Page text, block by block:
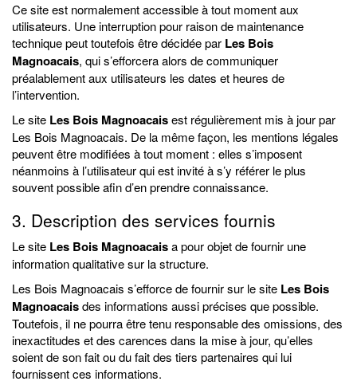
Ce site est normalement accessible à tout moment aux
utilisateurs. Une interruption pour raison de maintenance
technique peut toutefois être décidée par Les Bois
Magnoacais, qui s’efforcera alors de communiquer
préalablement aux utilisateurs les dates et heures de
l’intervention.
Le site Les Bois Magnoacaisest régulièrement mis à jour par
Les Bois Magnoacais. De la même façon, les mentions légales
peuvent être modifiées à tout moment : elles s’imposent
néanmoins à l’utilisateur qui est invité à s’y référer le plus
souvent possible afin d’en prendre connaissance.
3. Description des services fournis
Le site Les Bois Magnoacaisa pour objet de fournir une
information qualitative sur la structure.
Les Bois Magnoacais s’efforce de fournir sur le site Les Bois
Magnoacaisdes informations aussi précises que possible.
Toutefois, il ne pourra être tenu responsable des omissions, des
inexactitudes et des carences dans la mise à jour, qu’elles
soient de son fait ou du fait des tiers partenaires qui lui
fournissent ces informations.